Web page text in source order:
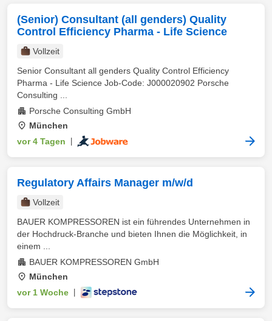
(Senior) Consultant (all genders) Quality
Control Efficiency Pharma - Life Science
Vollzeit
Senior Consultant all genders Quality Control Efficiency
Pharma - Life Science Job-Code: J000020902 Porsche
Consulting ...
Porsche Consulting GmbH
München
vor 4 Tagen
Regulatory Affairs Manager m/w/d
Vollzeit
BAUER KOMPRESSOREN ist ein führendes Unternehmen in
der Hochdruck-Branche und bieten Ihnen die Möglichkeit, in
einem ...
BAUER KOMPRESSOREN GmbH
München
vor 1 Woche